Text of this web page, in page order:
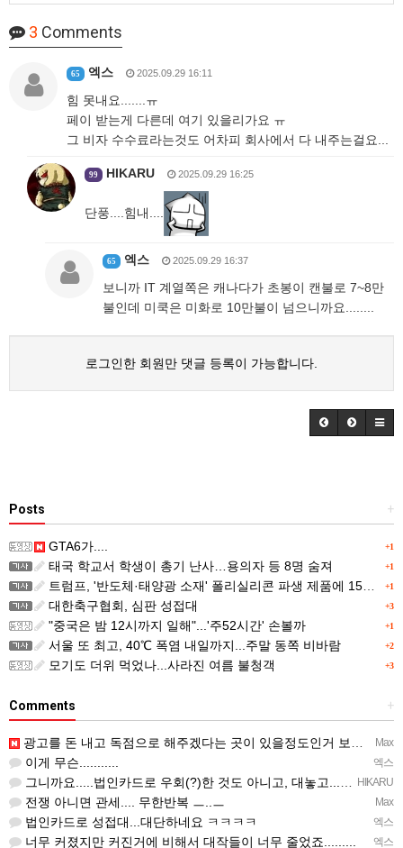
3 Comments
65 엑스 2025.09.29 16:11
힘 못내요.......ㅠ
페이 받는게 다른데 여기 있을리가요 ㅠ
그 비자 수수료라는것도 어차피 회사에서 다 내주는걸요...
99 HIKARU 2025.09.29 16:25
단풍....힘내....
65 엑스 2025.09.29 16:37
보니까 IT 계열쪽은 캐나다가 초봉이 캔불로 7~8만
불인데 미쿡은 미화로 10만불이 넘으니까요........
로그인한 회원만 댓글 등록이 가능합니다.
+
Posts
+1
GTA6가....
+1
태국 학교서 학생이 총기 난사…용의자 등 8명 숨져
+1
트럼프, '반도체·태양광 소재' 폴리실리콘 파생 제품에 15% 관세...한국 기업도 영향
+3
대한축구협회, 심판 성접대
+1
"중국은 밤 12시까지 일해"...'주52시간' 손볼까
+2
서울 또 최고, 40℃ 폭염 내일까지...주말 동쪽 비바람
+3
모기도 더위 먹었나...사라진 여름 불청객
+
Comments
Max
광고를 돈 내고 독점으로 해주겠다는 곳이 있을정도인거 보면 어마어마한 게임은 맞는듯 ㅡ..ㅡ... 여태까지 …
엑스
이게 무슨...........
HIKARU
그니까요.....법인카드로 우회(?)한 것도 아니고, 대놓고...ㅋ ㅋ)
Max
전쟁 아니면 관세.... 무한반복 ㅡ..ㅡ
엑스
법인카드로 성접대...대단하네요 ㅋㅋㅋㅋ
엑스
너무 커졌지만 커진거에 비해서 대작들이 너무 줄었죠.........